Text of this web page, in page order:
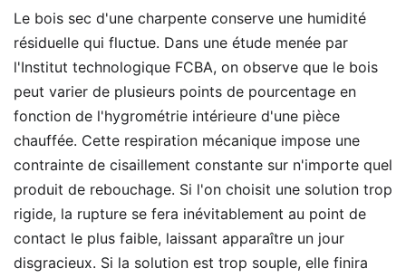
Le bois sec d'une charpente conserve une humidité
résiduelle qui fluctue. Dans une étude menée par
l'Institut technologique FCBA, on observe que le bois
peut varier de plusieurs points de pourcentage en
fonction de l'hygrométrie intérieure d'une pièce
chauffée. Cette respiration mécanique impose une
contrainte de cisaillement constante sur n'importe quel
produit de rebouchage. Si l'on choisit une solution trop
rigide, la rupture se fera inévitablement au point de
contact le plus faible, laissant apparaître un jour
disgracieux. Si la solution est trop souple, elle finira